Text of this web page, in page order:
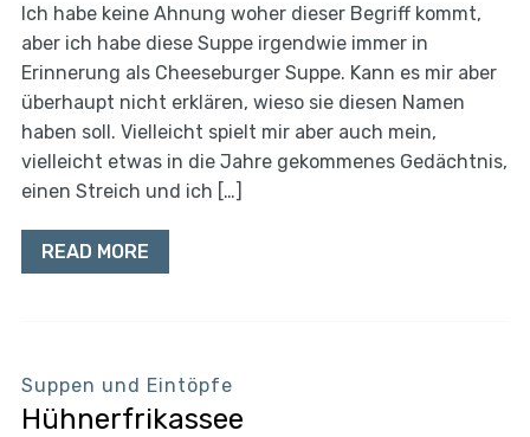
Ich habe keine Ahnung woher dieser Begriff kommt,
aber ich habe diese Suppe irgendwie immer in
Erinnerung als Cheeseburger Suppe. Kann es mir aber
überhaupt nicht erklären, wieso sie diesen Namen
haben soll. Vielleicht spielt mir aber auch mein,
vielleicht etwas in die Jahre gekommenes Gedächtnis,
einen Streich und ich […]
READ MORE
Suppen und Eintöpfe
Hühnerfrikassee